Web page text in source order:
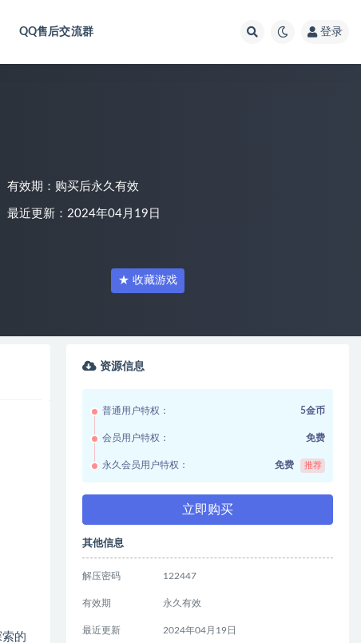
QQ售后交流群 登录
有效期：购买后永久有效
最近更新：2024年04月19日
★ 收藏游戏
的
资源信息
普通用户特权： 5金币
会员用户特权： 免费
永久会员用户特权： 免费 推荐
立即购买
其他信息
解压密码 122447
有效期 永久有效
最近更新 2024年04月19日